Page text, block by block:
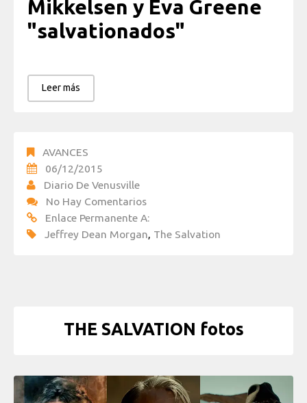
Mikkelsen y Eva Greene
"salvationados"
Leer más
AVANCES
06/12/2015
Diario De Venusville
No Hay Comentarios
Enlace Permanente A:
Jeffrey Dean Morgan The Salvation
THE SALVATION fotos